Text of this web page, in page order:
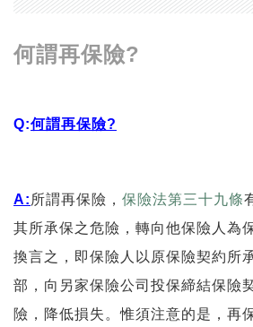
何謂再保險?
Q:何謂再保險?
A: 所謂再保險， 保險法第三十九條
其所承保之危險，轉向他保險人為
換言之，即保險人以原保險契約所
部，向另家保險公司投保締結保險
險，降低損失。惟須注意的是，再